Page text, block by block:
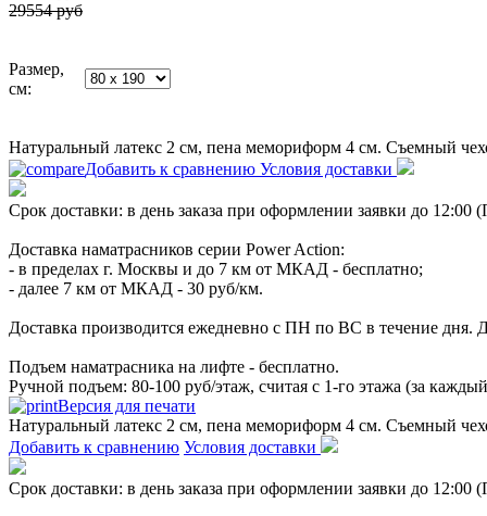
29554 руб
Размер,
см:
Натуральный латекс 2 см, пена мемориформ 4 см. Съемный
Добавить к сравнению Условия доставки
Срок доставки: в день заказа при оформлении заявки до
Доставка наматрасников серии Power Action:
- в пределах г. Москвы и до 7 км от МКАД - бесплатно;
- далее 7 км от МКАД - 30 руб/км.
Доставка производится ежедневно с ПН по ВС в течение дня.
Подъем наматрасника на лифте - бесплатно.
Ручной подъем: 80-100 руб/этаж, считая с 1-го этажа (за
Версия для печати
Натуральный латекс 2 см, пена мемориформ 4 см. Съемный
Добавить к сравнению Условия доставки
Срок доставки: в день заказа при оформлении заявки до